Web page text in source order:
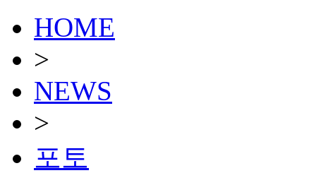
HOME
>
NEWS
>
포토